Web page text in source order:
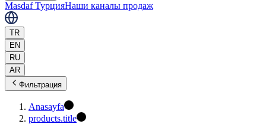
Masdaf ТурцияНаши каналы продаж
TR
EN
RU
AR
Фильтрация
Anasayfa
products.title